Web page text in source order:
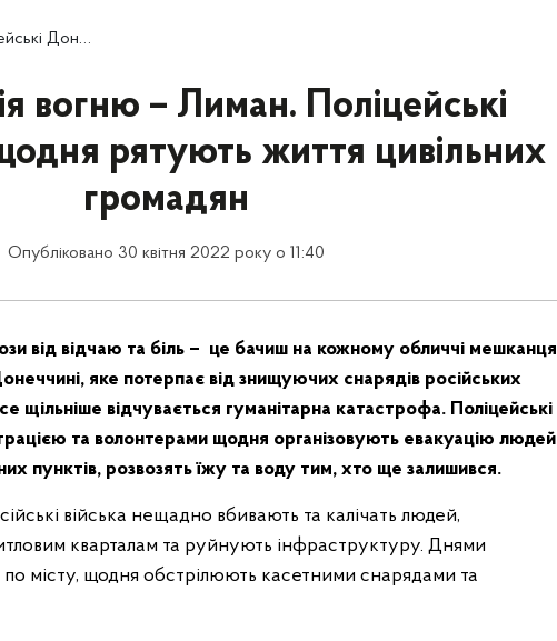
цивільних громадян
вогню – Лиман. Поліцейські
рятують життя цивільних
громадян
Опубліковано 30 квітня 2022 року о 11:40
від відчаю та біль – це бачиш на кожному обличчі мешканця
яке потерпає від знищуючих снарядів російських
щільніше відчувається гуманітарна катастрофа. Поліцейські
та волонтерами щодня організовують евакуацію людей
пунктів, розвозять їжу та воду тим, хто ще залишився.
війська нещадно вбивають та калічать людей,
кварталам та руйнують інфраструктуру. Днями
місту, щодня обстрілюють касетними снарядами та